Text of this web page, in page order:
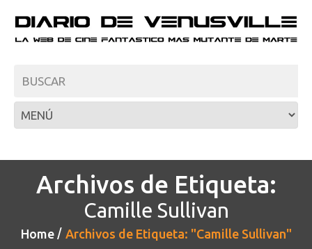
Archivos de Etiqueta:
Camille Sullivan
Home Archivos de Etiqueta: "Camille Sullivan"